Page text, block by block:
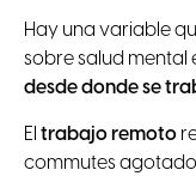
Hay una variable
sobre salud mental
desde donde se
El trabajo remoto
commutes